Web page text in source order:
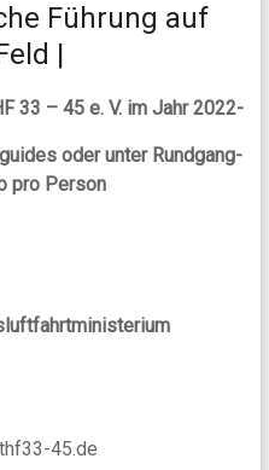
Führung auf
|
33 – 45 e. V. im Jahr 2022-
oder unter Rundgang-
pro Person
45.de